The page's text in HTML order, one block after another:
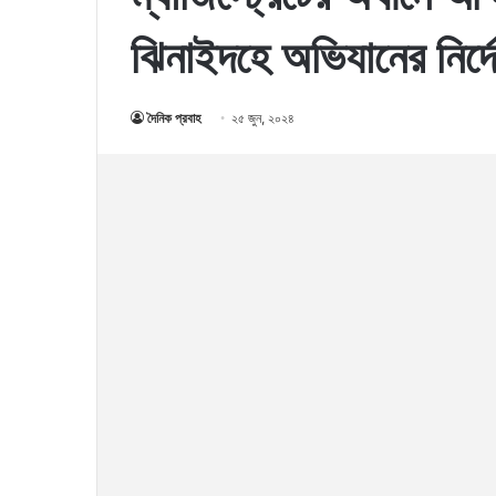
ঝিনাইদহে অভিযানের
দৈনিক প্রবাহ ২৫ জুন, ২০২৪